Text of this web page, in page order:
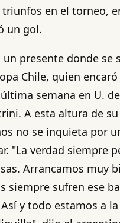
en el torneo,
un gol.
presente donde se
Chile, quien
semana en U.
A esta altura de
no se inquieta por
"La verdad siempre
Arrancamos muy
siempre sufren ese
y todo estamos a